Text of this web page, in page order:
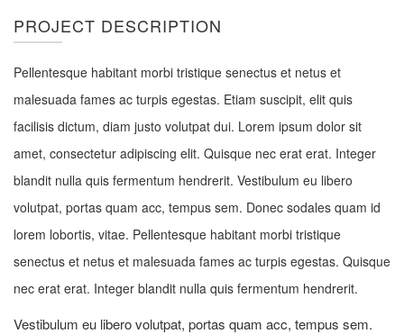
PROJECT DESCRIPTION
Pellentesque habitant morbi tristique senectus et netus et
malesuada fames ac turpis egestas. Etiam suscipit, elit quis
facilisis dictum, diam justo volutpat dui. Lorem ipsum dolor sit
amet, consectetur adipiscing elit. Quisque nec erat erat. Integer
blandit nulla quis fermentum hendrerit. Vestibulum eu libero
volutpat, portas quam acc, tempus sem. Donec sodales quam id
lorem lobortis, vitae. Pellentesque habitant morbi tristique
senectus et netus et malesuada fames ac turpis egestas. Quisque
nec erat erat. Integer blandit nulla quis fermentum hendrerit.
Vestibulum eu libero volutpat, portas quam acc, tempus sem.